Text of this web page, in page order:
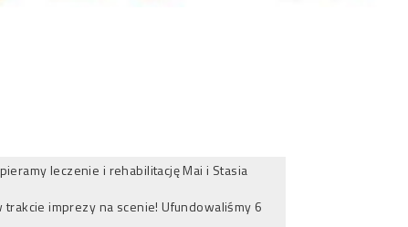
leczenie i rehabilitację Mai i Stasia
imprezy na scenie! Ufundowaliśmy 6